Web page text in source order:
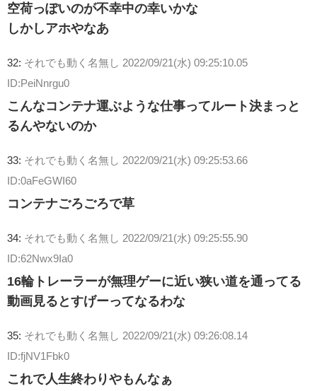
空荷っぽいのが不幸中の幸いかな
しかしアホやなあ
32: それでも動く名無し
2022/09/21(水) 09:25:10.05
ID:PeiNnrgu0
こんなコンテナ運ぶような仕事ってルート決まっと
るんやないのか
33: それでも動く名無し
2022/09/21(水) 09:25:53.66
ID:0aFeGWI60
コンテナごろごろで草
34: それでも動く名無し
2022/09/21(水) 09:25:55.90
ID:62Nwx9Ia0
16輪トレーラーが無理ゲーに近い狭い道を通ってる
動画見るとすげーってなるわな
35: それでも動く名無し
2022/09/21(水) 09:26:08.14
ID:fjNV1Fbk0
これで人生終わりやもんなぁ